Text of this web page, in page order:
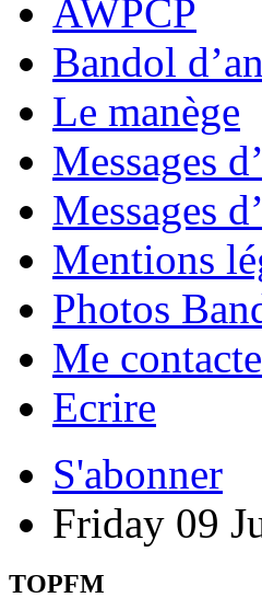
AWPCP
Bandol
Le manège
Messages
Messages
Mentions
Photos
Me
Ecrire
S'abonner
Friday 09
TOPFM